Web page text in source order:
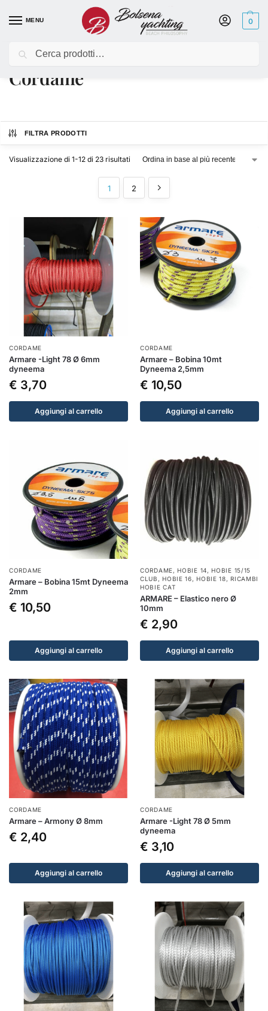
MENU 0
Home / Cordame
Cordame
FILTRA PRODOTTI
Visualizzazione di 1-12 di 23 risultati
1 2
CORDAME
Armare -Light 78 Ø 6mm
dyneema
€ 3,70
Aggiungi al carrello
CORDAME
Armare – Bobina 10mt
Dyneema 2,5mm
€ 10,50
Aggiungi al carrello
CORDAME
Armare – Bobina 15mt Dyneema
2mm
€ 10,50
Aggiungi al carrello
CORDAME,HOBIE 14,HOBIE 15/15
CLUB ,HOBIE 16,HOBIE 18,RICAMBI
HOBIE CAT
ARMARE – Elastico nero Ø
10mm
€ 2,90
Aggiungi al carrello
CORDAME
Armare – Armony Ø 8mm
€ 2,40
Aggiungi al carrello
CORDAME
Armare -Light 78 Ø 5mm
dyneema
€ 3,10
Aggiungi al carrello